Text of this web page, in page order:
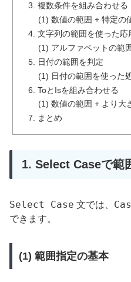
3. 複数条件を組み合わせる
(1) 数値の範囲 + 特定の
4. 文字列の範囲を使った応
(1) アルファベットの範
5. 日付の範囲を判定
(1) 日付の範囲を使った
6. ToとIsを組み合わせる
(1) 数値の範囲 + より大
7. まとめ
1. Select Caseで範
Select Case 文では、
できます。
(1) 範囲指定の基本